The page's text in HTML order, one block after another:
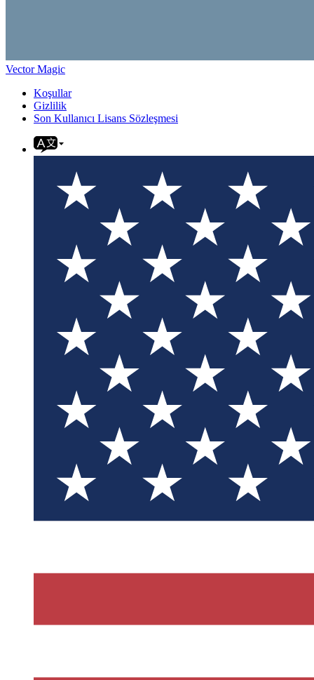
Vector Magic
Koşullar
Gizlilik
Son Kullanıcı Lisans Sözleşmesi